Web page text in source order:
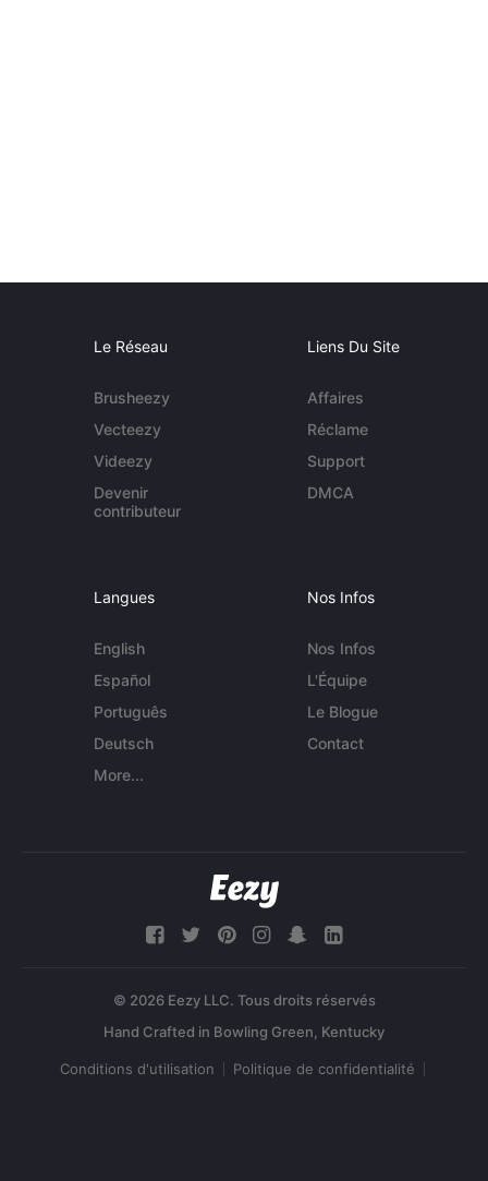
Le Réseau
Brusheezy
Vecteezy
Videezy
Devenir
contributeur
Liens Du Site
Affaires
Réclame
Support
DMCA
Langues
English
Español
Português
Deutsch
More...
Nos Infos
Nos Infos
L'Équipe
Le Blogue
Contact
© 2026 Eezy LLC. Tous droits réservés
Conditions d'utilisation Politique de confidentialité